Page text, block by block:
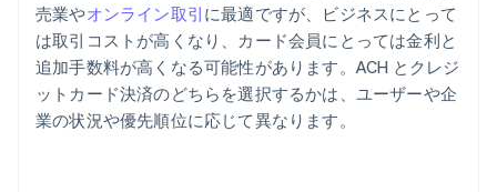
売業やオンライン取引 に最適ですが、ビジネスにとって
は取引コストが高くなり、カード会員にとっては金利と
追加手数料が高くなる可能性があります。ACH とクレジ
ットカード決済のどちらを選択するかは、ユーザーや企
業の状況や優先順位に応じて異なります。